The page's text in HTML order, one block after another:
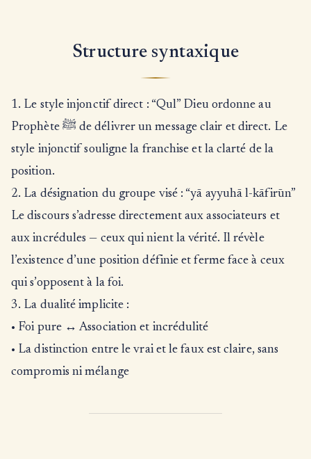
Structure syntaxique
1. Le style injonctif direct : “Qul” Dieu ordonne au
Prophète ﷺ de délivrer un message clair et direct. Le
style injonctif souligne la franchise et la clarté de la
position.
2. La désignation du groupe visé : “yā ayyuhā l-kāfirūn”
Le discours s’adresse directement aux associateurs et
aux incrédules — ceux qui nient la vérité. Il révèle
l’existence d’une position définie et ferme face à ceux
qui s’opposent à la foi.
3. La dualité implicite :
• Foi pure ↔ Association et incrédulité
• La distinction entre le vrai et le faux est claire, sans
compromis ni mélange